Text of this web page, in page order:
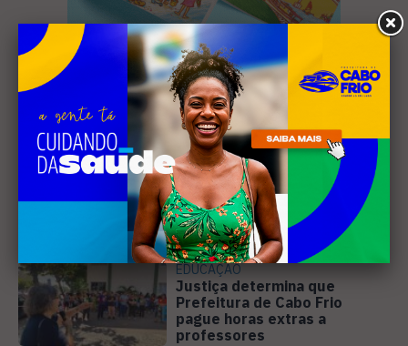
Leia Também
EDUCAÇÃO
Justiça determina que
Prefeitura de Cabo Frio
pague horas extras a
professores